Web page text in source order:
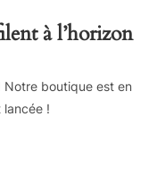
à l’horizon
Notre boutique est en
!